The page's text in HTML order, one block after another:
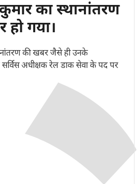
का स्थानांतरण
गया।
की खबर जैसे ही उनके
अधीक्षक रेल डाक सेवा के पद पर